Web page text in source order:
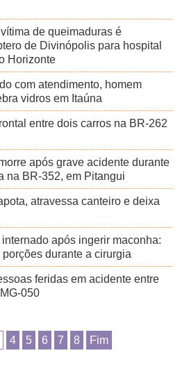
de queimaduras é
de Divinópolis para hospital
Horizonte
com atendimento, homem
vidros em Itaúna
entre dois carros na BR-262
após grave acidente durante
na BR-352, em Pitangui
atravessa canteiro e deixa
após ingerir maconha:
durante a cirurgia
feridas em acidente entre
050
4 5 6 7 8 Fim